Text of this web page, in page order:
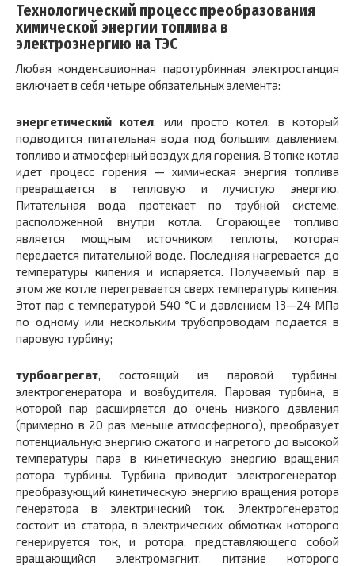
Технологический процесс преобразования
химической энергии топлива в
электроэнергию на ТЭС
Любая конденсационная паротурбинная электростанция
включает в себя четыре обязательных элемента:
энергетический котел, или просто котел, в который
подводится питательная вода под большим давлением,
топливо и атмосферный воздух для горения. В топке котла
идет процесс горения — химическая энергия топлива
превращается в тепловую и лучистую энергию.
Питательная вода протекает по трубной системе,
расположенной внутри котла. Сгорающее топливо
является мощным источником теплоты, которая
передается питательной воде. Последняя нагревается до
температуры кипения и испаряется. Получаемый пар в
этом же котле перегревается сверх температуры кипения.
Этот пар с температурой 540 °С и давлением 13—24 МПа
по одному или нескольким трубопроводам подается в
паровую турбину;
турбоагрегат , состоящий из паровой турбины,
электрогенератора и возбудителя. Паровая турбина, в
которой пар расширяется до очень низкого давления
(примерно в 20 раз меньше атмосферного), преобразует
потенциальную энергию сжатого и нагретого до высокой
температуры пара в кинетическую энергию вращения
ротора турбины. Турбина приводит электрогенератор,
преобразующий кинетическую энергию вращения ротора
генератора в электрический ток. Электрогенератор
состоит из статора, в электрических обмотках которого
генерируется ток, и ротора, представляющего собой
вращающийся электромагнит, питание которого